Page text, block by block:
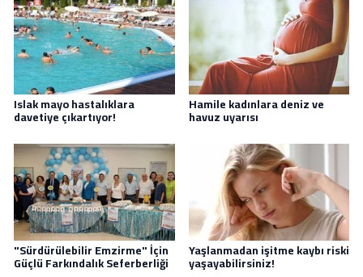
Islak mayo hastalıklara
davetiye çıkartıyor!
Hamile kadınlara deniz ve
havuz uyarısı
"Sürdürülebilir Emzirme" İçin
Güçlü Farkındalık Seferberliği
Yaşlanmadan işitme kaybı riski
yaşayabilirsiniz!